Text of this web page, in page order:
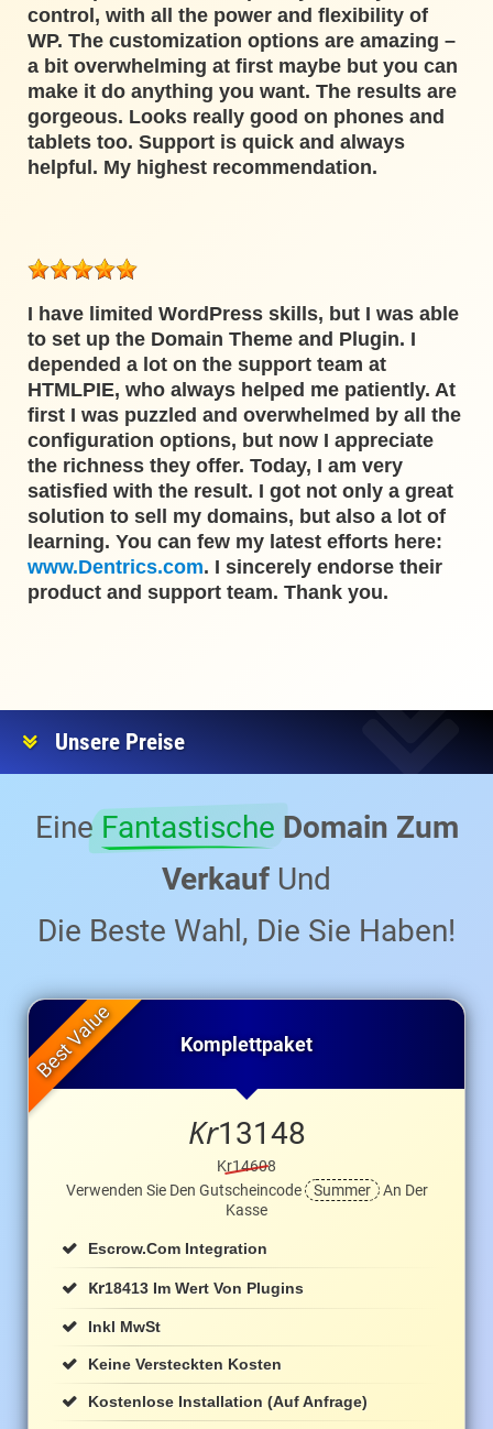
control, with all the power and flexibility of
WP. The customization options are amazing –
a bit overwhelming at first maybe but you can
make it do anything you want. The results are
gorgeous. Looks really good on phones and
tablets too. Support is quick and always
helpful. My highest recommendation.
I have limited WordPress skills, but I was able
to set up the Domain Theme and Plugin. I
depended a lot on the support team at
HTMLPIE, who always helped me patiently. At
first I was puzzled and overwhelmed by all the
configuration options, but now I appreciate
the richness they offer. Today, I am very
satisfied with the result. I got not only a great
solution to sell my domains, but also a lot of
learning. You can few my latest efforts here:
www.Dentrics.com. I sincerely endorse their
product and support team. Thank you.
Unsere Preise
Eine Fantastische Domain Zum
Verkauf Und
Die Beste Wahl, Die Sie Haben!
Komplettpaket
Kr13148
Kr14608
Verwenden Sie Den Gutscheincode
Summer An Der
Kasse
Escrow.com Integration
Kr18413 Im Wert Von Plugins
Inkl MwSt
Keine Versteckten Kosten
Kostenlose Installation (auf Anfrage)